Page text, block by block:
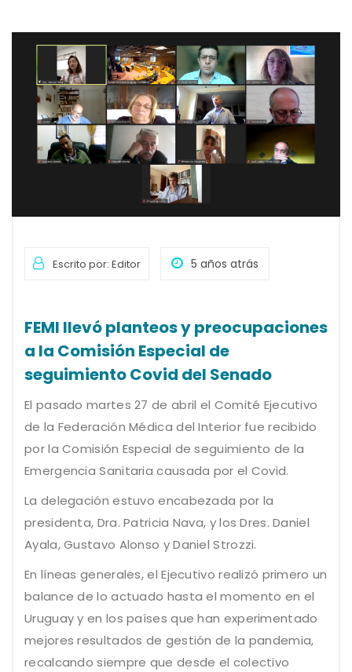
Escrito por: Editor 5 años atrás
FEMI llevó planteos y preocupaciones
a la Comisión Especial de
seguimiento Covid del Senado
El pasado martes 27 de abril el Comité Ejecutivo
de la Federación Médica del Interior fue recibido
por la Comisión Especial de seguimiento de la
Emergencia Sanitaria causada por el Covid.
La delegación estuvo encabezada por la
presidenta, Dra. Patricia Nava, y los Dres. Daniel
Ayala, Gustavo Alonso y Daniel Strozzi.
En líneas generales, el Ejecutivo realizó primero un
balance de lo actuado hasta el momento en el
Uruguay y en los países que han experimentado
mejores resultados de gestión de la pandemia,
recalcando siempre que desde el colectivo